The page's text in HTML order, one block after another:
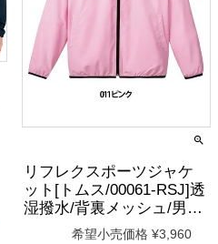
リフレクスポーツジャケ
ット[トムス/00061-RSJ]透
湿撥水/背裏メッシュ/男女
希望小売価格 ¥3,960